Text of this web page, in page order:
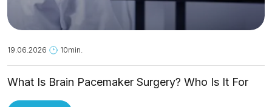
19.06.2026 10min.
What Is Brain Pacemaker Surgery? Who Is It For